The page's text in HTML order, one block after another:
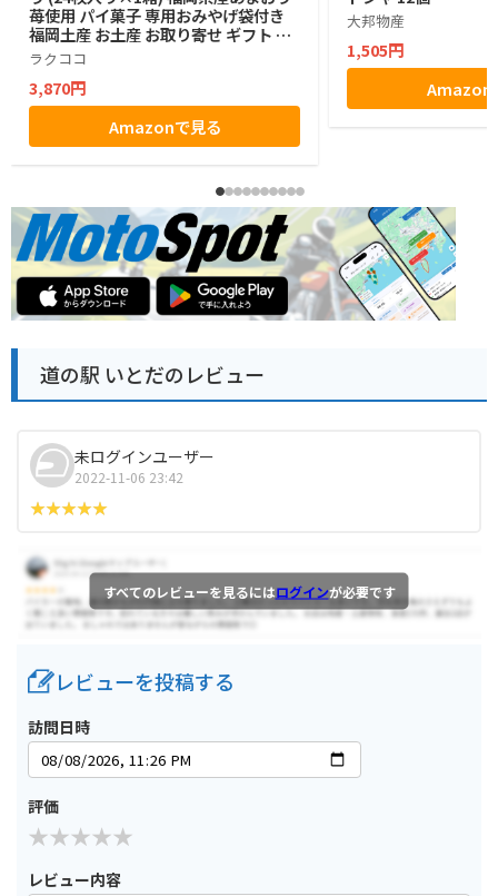
苺使用 パイ菓子 専用おみやげ袋付き
福岡土産 お土産 お取り寄せ ギフト 贈
答用 お菓子 帰省土産 プレゼント ご挨
拶 ラクココ厳選
ラクココ
3,870円
Amazonで見る
大邦物産
1,505円
Amazon
道の駅 いとだのレビュー
未ログインユーザー
2022-11-06 23:42
すべてのレビューを見るにはログインが必要です
レビューを投稿する
訪問日時
評価
レビュー内容